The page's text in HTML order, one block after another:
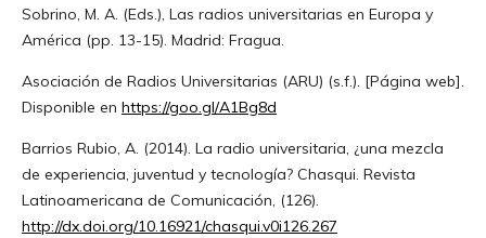
Sobrino, M. A. (Eds.), Las radios universitarias en Europa y
América (pp. 13-15). Madrid: Fragua.
Asociación de Radios Universitarias (ARU) (s.f.). [Página web].
Disponible en https://goo.gl/A1Bg8d
Barrios Rubio, A. (2014). La radio universitaria, ¿una mezcla
de experiencia, juventud y tecnología? Chasqui. Revista
Latinoamericana de Comunicación, (126).
http://dx.doi.org/10.16921/chasqui.v0i126.267